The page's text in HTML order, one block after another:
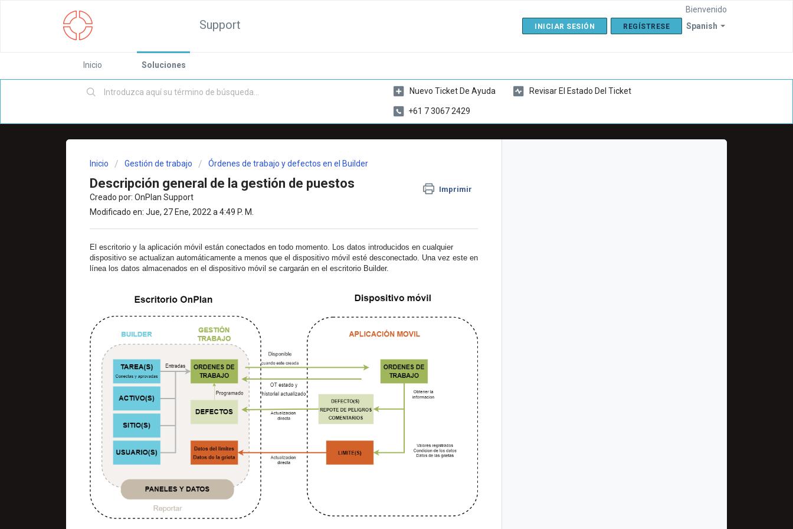
Support Spanish
Bienvenido
INICIAR SESIÓN REGÍSTRESE
Inicio Soluciones
Nuevo Ticket De Ayuda Revisar El Estado Del Ticket
+61 7 3067 2429
Inicio Gestión de trabajo Órdenes de trabajo y defectos en el Builder
Descripción general de la gestión de puestos Imprimir
Creado por: OnPlan Support
Modificado en: Jue, 27 Ene, 2022 a 4:49 P. M.
El escritorio y la aplicación móvil están conectados en todo momento. Los datos introducidos en cualquier
dispositivo se actualizan automáticamente a menos que el dispositivo móvil esté desconectado. Una vez este en
línea los datos almacenados en el dispositivo móvil se cargarán en el escritorio Builder.